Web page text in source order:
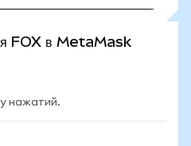
FOX в MetaMask
нажатий.